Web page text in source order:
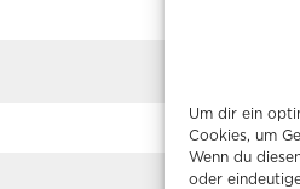
Um dir ein
Cookies, um
Wenn du
oder